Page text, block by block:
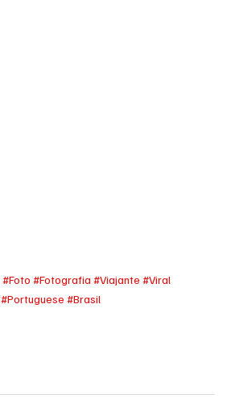
#Foto #Fotografia #Viajante #Viral
#Portuguese #Brasil